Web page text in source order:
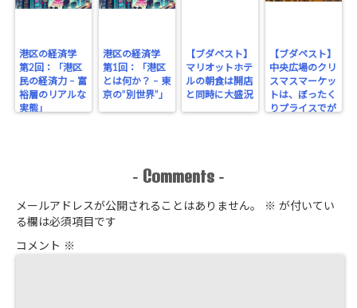
港区の経済学
第2回：「港区
民の経済力 – 富
裕層のリアルな
実態」
港区の経済学
第1回：「港区
とは何か？ – 東
京の“別世界”」
【ブダペスト】
マリオットホテ
ルの朝食は開店
と同時に大盛況
【ブダペスト】
中央広場のクリ
スマスマーケッ
トは、ぼったく
りプライスでが
- Comments -
メールアドレスが公開されることはありません。 ※ が付いてい
る欄は必須項目です
コメント ※